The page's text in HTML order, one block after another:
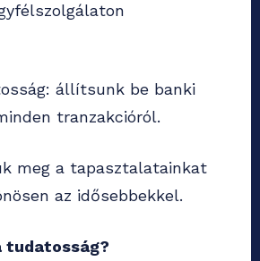
állítsunk be banki
tranzakcióról.
meg a tapasztalatainkat
az idősebbekkel.
tudatosság?